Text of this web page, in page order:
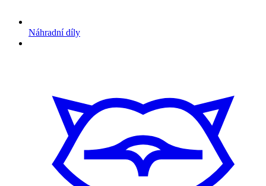
Náhradní díly